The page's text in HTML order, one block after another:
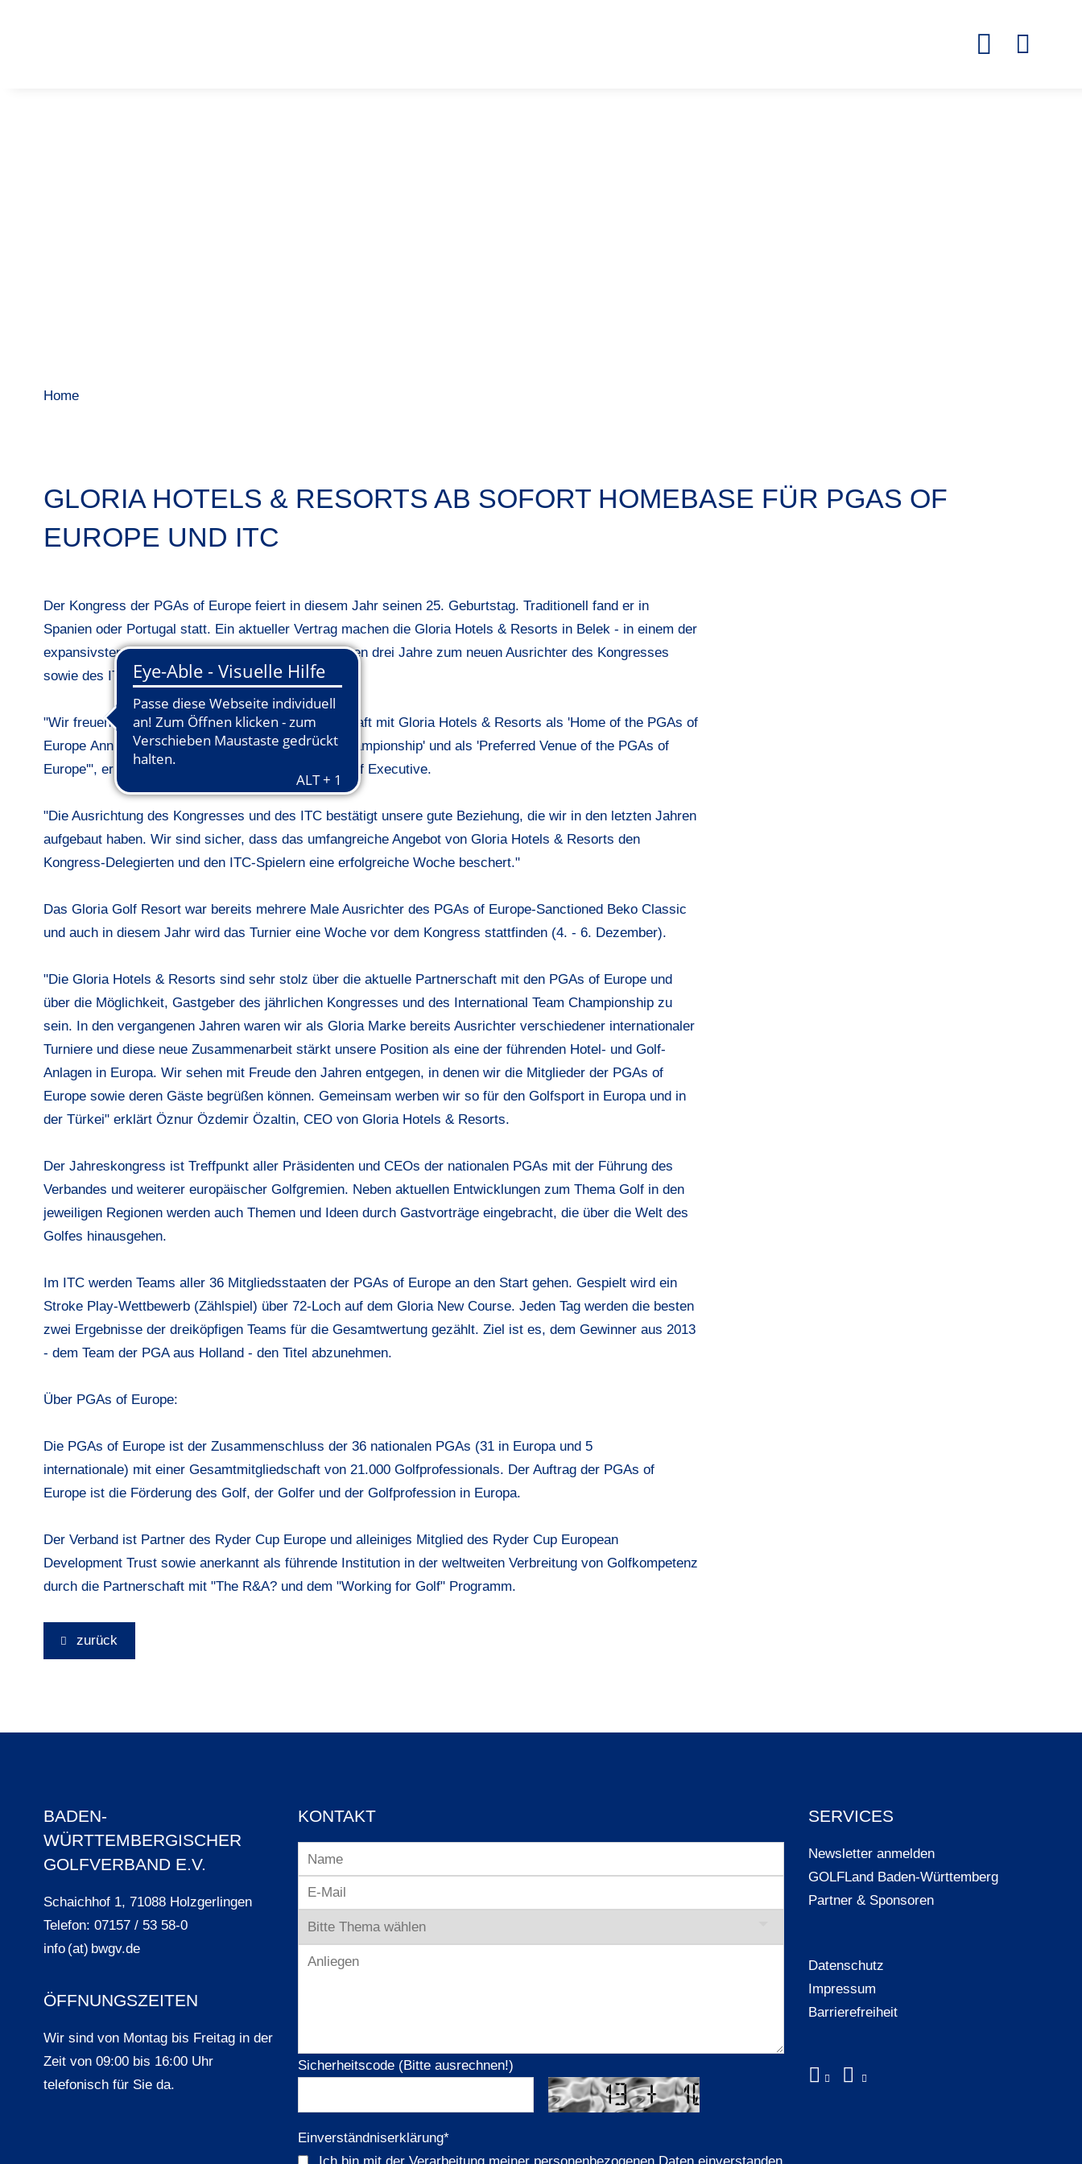
Home
GLORIA HOTELS & RESORTS AB SOFORT HOMEBASE FÜR PGAS OF
EUROPE UND ITC
Der Kongress der PGAs of Europe feiert in diesem Jahr seinen 25. Geburtstag. Traditionell fand er in
Spanien oder Portugal statt. Ein aktueller Vertrag machen die Gloria Hotels & Resorts in Belek - in einem der
expansivsten Golfregionen der Welt - für die nächsten drei Jahre zum neuen Ausrichter des Kongresses
sowie des ITC.
"Wir freuen uns sehr über die dreijährige Partnerschaft mit Gloria Hotels & Resorts als 'Home of the PGAs of
Europe Annual Congress and International Team Championship' und als 'Preferred Venue of the PGAs of
Europe'", erläutert Ian Randell, PGAs of Europe Chief Executive.
"Die Ausrichtung des Kongresses und des ITC bestätigt unsere gute Beziehung, die wir in den letzten Jahren
aufgebaut haben. Wir sind sicher, dass das umfangreiche Angebot von Gloria Hotels & Resorts den
Kongress-Delegierten und den ITC-Spielern eine erfolgreiche Woche beschert."
Das Gloria Golf Resort war bereits mehrere Male Ausrichter des PGAs of Europe-Sanctioned Beko Classic
und auch in diesem Jahr wird das Turnier eine Woche vor dem Kongress stattfinden (4. - 6. Dezember).
"Die Gloria Hotels & Resorts sind sehr stolz über die aktuelle Partnerschaft mit den PGAs of Europe und
über die Möglichkeit, Gastgeber des jährlichen Kongresses und des International Team Championship zu
sein. In den vergangenen Jahren waren wir als Gloria Marke bereits Ausrichter verschiedener internationaler
Turniere und diese neue Zusammenarbeit stärkt unsere Position als eine der führenden Hotel- und Golf-
Anlagen in Europa. Wir sehen mit Freude den Jahren entgegen, in denen wir die Mitglieder der PGAs of
Europe sowie deren Gäste begrüßen können. Gemeinsam werben wir so für den Golfsport in Europa und in
der Türkei" erklärt Öznur Özdemir Özaltin, CEO von Gloria Hotels & Resorts.
Der Jahreskongress ist Treffpunkt aller Präsidenten und CEOs der nationalen PGAs mit der Führung des
Verbandes und weiterer europäischer Golfgremien. Neben aktuellen Entwicklungen zum Thema Golf in den
jeweiligen Regionen werden auch Themen und Ideen durch Gastvorträge eingebracht, die über die Welt des
Golfes hinausgehen.
Im ITC werden Teams aller 36 Mitgliedsstaaten der PGAs of Europe an den Start gehen. Gespielt wird ein
Stroke Play-Wettbewerb (Zählspiel) über 72-Loch auf dem Gloria New Course. Jeden Tag werden die besten
zwei Ergebnisse der dreiköpfigen Teams für die Gesamtwertung gezählt. Ziel ist es, dem Gewinner aus 2013
- dem Team der PGA aus Holland - den Titel abzunehmen.
Über PGAs of Europe:
Die PGAs of Europe ist der Zusammenschluss der 36 nationalen PGAs (31 in Europa und 5
internationale) mit einer Gesamtmitgliedschaft von 21.000 Golfprofessionals. Der Auftrag der PGAs of
Europe ist die Förderung des Golf, der Golfer und der Golfprofession in Europa.
Der Verband ist Partner des Ryder Cup Europe und alleiniges Mitglied des Ryder Cup European
Development Trust sowie anerkannt als führende Institution in der weltweiten Verbreitung von Golfkompetenz
durch die Partnerschaft mit "The R&A? und dem "Working for Golf" Programm.
zurück
BADEN-
WÜRTTEMBERGISCHER
GOLFVERBAND E.V.
Schaichhof 1, 71088 Holzgerlingen
Telefon: 07157 / 53 58-0
info (at) bwgv.de
ÖFFNUNGSZEITEN
Wir sind von Montag bis Freitag in der
Zeit von 09:00 bis 16:00 Uhr
telefonisch für Sie da.
KONTAKT
Sicherheitscode (Bitte ausrechnen!)
Einverständniserklärung*
Ich bin mit der Verarbeitung meiner personenbezogenen Daten einverstanden
SERVICES
Newsletter anmelden
GOLFLand Baden-Württemberg
Partner & Sponsoren
Datenschutz
Impressum
Barrierefreiheit